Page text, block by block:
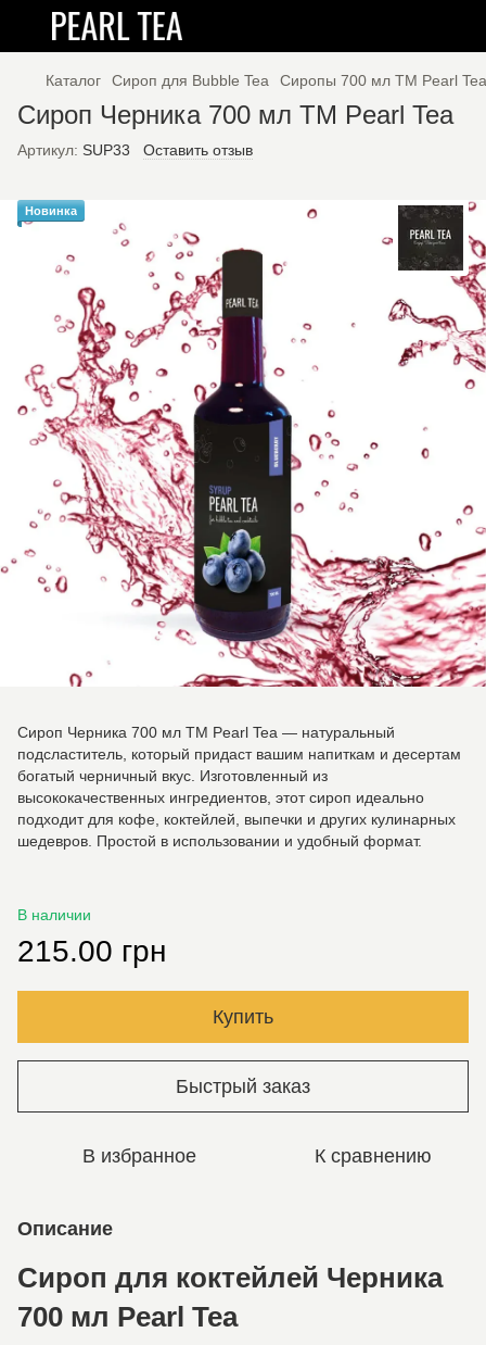
Каталог Сироп для Bubble Tea Сиропы 700 мл ТМ Pearl Tea
Сироп Черника 700 мл ТМ Pearl Tea
Артикул: SUP33 Оставить отзыв
Новинка
Сироп Черника 700 мл ТМ Pearl Tea — натуральный
подсластитель, который придаст вашим напиткам и десертам
богатый черничный вкус. Изготовленный из
высококачественных ингредиентов, этот сироп идеально
подходит для кофе, коктейлей, выпечки и других кулинарных
шедевров. Простой в использовании и удобный формат.
В наличии
215.00 грн
Купить
Быстрый заказ
В избранное К сравнению
Описание
Сироп для коктейлей Черника
700 мл Pearl Tea